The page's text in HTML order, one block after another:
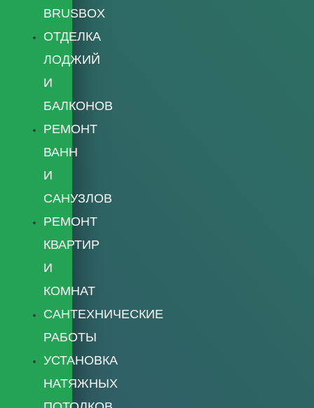
BRUSBOX
ОТДЕЛКА
ЛОДЖИЙ
И
БАЛКОНОВ
РЕМОНТ
ВАНН
И
САНУЗЛОВ
РЕМОНТ
КВАРТИР
И
КОМНАТ
САНТЕХНИЧЕСКИЕ
РАБОТЫ
УСТАНОВКА
НАТЯЖНЫХ